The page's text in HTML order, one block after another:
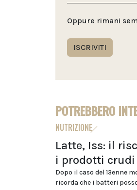
Oppure rimani
ISCRIVITI
POTREBBERO
NUTRIZIONE
Latte, Iss: il
i prodotti crudi
Dopo il caso del 13enne
ricorda che i batteri